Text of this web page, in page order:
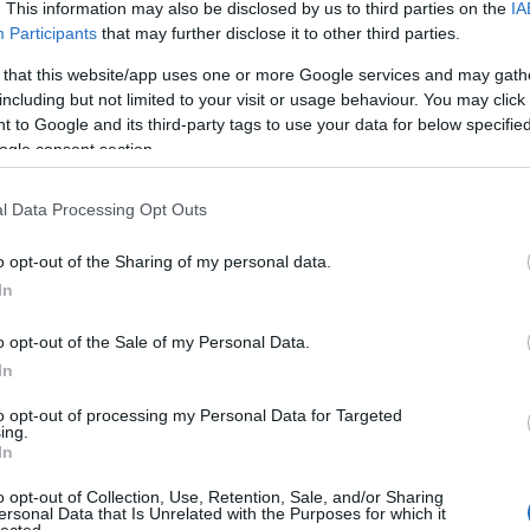
This information may also be disclosed by us to third parties on the
Participants that may further disclose it to other third parties.
that this website/app uses one or more Google services and may
but not limited to your visit or usage behaviour. You may
to Google and its third-party tags to use your data for below
consent section.
Data Processing Opt Outs
opt-out of the Sharing of my personal data.
opt-out of the Sale of my Personal Data.
opt-out of processing my Personal Data for Targeted
opt-out of Collection, Use, Retention, Sale, and/or Sharing
Data that Is Unrelated with the Purposes for which it
az utcád a török korban? Nézd meg
könyvkritikája
volt már könyvkritika az Urbanistán, hát most az ő
neki a szót.
utcanévlexikon Budapest közterületeiről (Ráday
A-Z - Corvina 2013). Ez már a harmadik
(1998, 2003, 2013), de rögtön felmerült
Zoltán
VIII.
alatti
tulajd...
amerre
elem
2014
2014